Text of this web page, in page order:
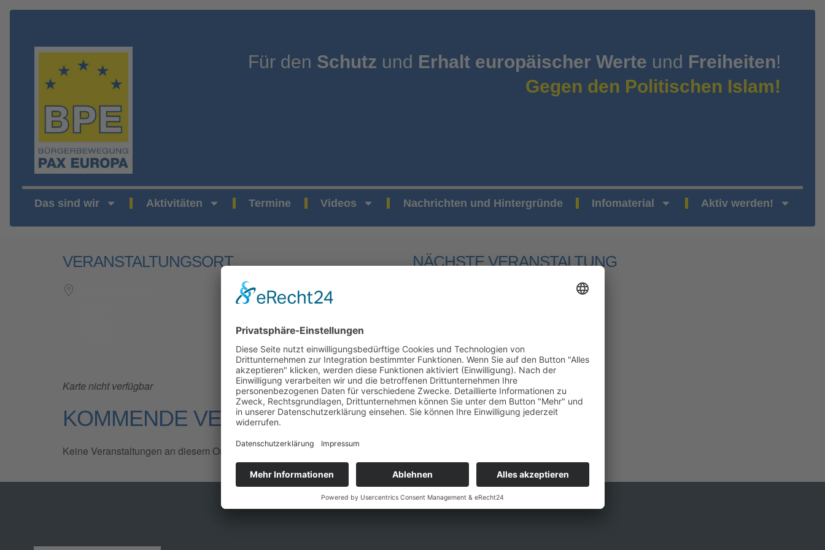
Für den Schutz und Erhalt europäischer Werte und Freiheiten!
Gegen den Politischen Islam!
Das sind wir Aktivitäten Termine Videos Nachrichten und Hintergründe Infomaterial Aktiv werden!
VERANSTALTUNGSORT NÄCHSTE VERANSTALTUNG
Keine Veranstaltungen an diesem Ort
Karte nicht verfügbar
KOMMENDE VERANSTALTUNGEN
Keine Veranstaltungen an diesem Ort